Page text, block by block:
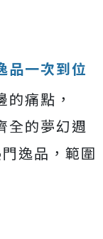
品一次到位
痛點，
全的夢幻週
逸品，範圍